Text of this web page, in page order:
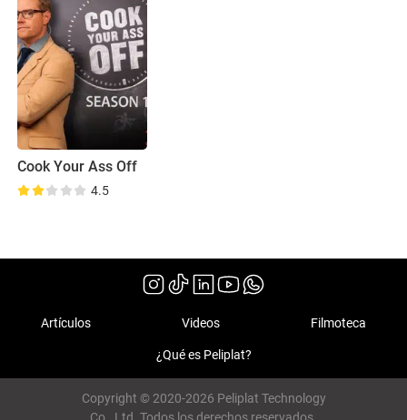
Cook Your Ass Off
4.5
Artículos Videos Filmoteca
¿Qué es Peliplat?
Copyright © 2020-2026 Peliplat Technology
Co., Ltd. Todos los derechos reservados.